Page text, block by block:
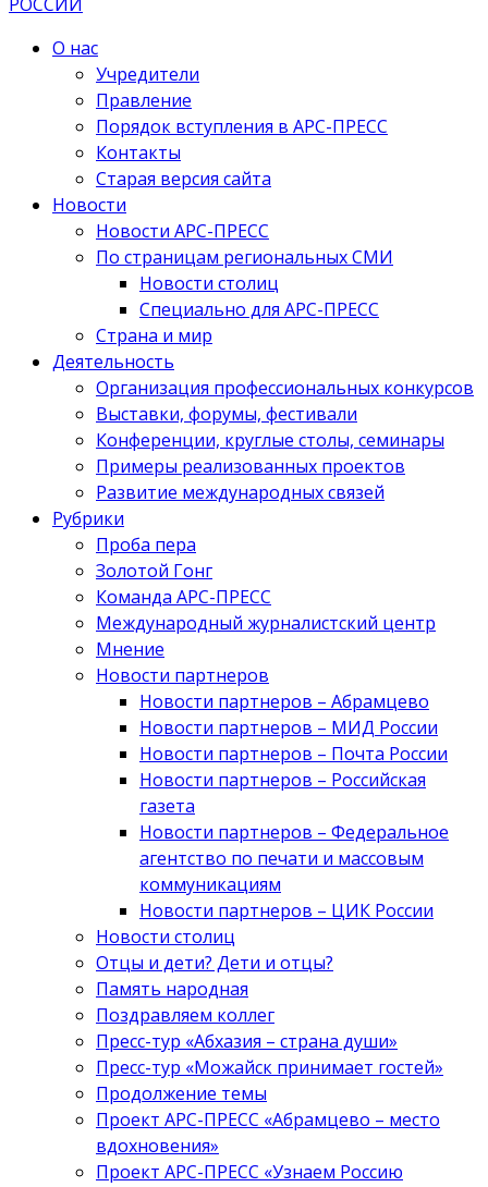
О нас
Учредители
Правление
Порядок вступления в АРС-ПРЕСС
Контакты
Старая версия сайта
Новости
Новости АРС-ПРЕСС
По страницам региональных СМИ
Новости столиц
Специально для АРС-ПРЕСС
Страна и мир
Деятельность
Организация профессиональных конкурсов
Выставки, форумы, фестивали
Конференции, круглые столы, семинары
Примеры реализованных проектов
Развитие международных связей
Рубрики
Проба пера
Золотой Гонг
Команда АРС-ПРЕСС
Международный журналистский центр
Мнение
Новости партнеров
Новости партнеров – Абрамцево
Новости партнеров – МИД России
Новости партнеров – Почта России
Новости партнеров – Российская
газета
Новости партнеров – Федеральное
агентство по печати и массовым
коммуникациям
Новости партнеров – ЦИК России
Новости столиц
Отцы и дети? Дети и отцы?
Память народная
Поздравляем коллег
Пресс-тур «Абхазия – страна души»
Пресс-тур «Можайск принимает гостей»
Продолжение темы
Проект АРС-ПРЕСС «Абрамцево – место
вдохновения»
Проект АРС-ПРЕСС «Узнаем Россию